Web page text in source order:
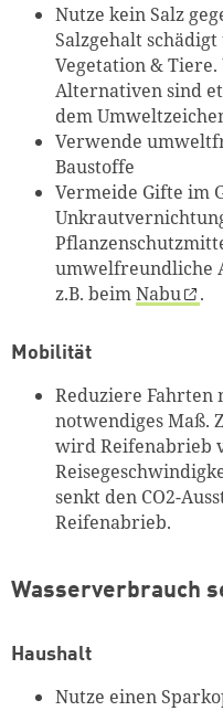
Nutze kein Salz
Salzgehalt
Vegetation &
Alternativen sind
dem
Verwende
Baustoffe
Vermeide Gifte im
umwelfreundliche
z.B. beimNabu .
Mobilität
Reduziere Fahrten
notwendiges Maß.
wird Reifenabrieb
senkt den CO2-
Reifenabrieb.
Wasserverbrauch
Haushalt
Nutze einen
Zum